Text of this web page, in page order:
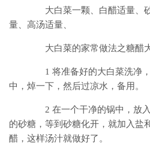
大白菜一颗、白醋适量、
量、高汤适量、
大白菜的家常做法之糖醋大
1 将准备好的大白菜洗净，
中，焯一下，然后过凉水，备用。
2 在一个干净的锅中，放入
的砂糖，等到砂糖化开，就加入盐
醋，这样汤汁就做好了。